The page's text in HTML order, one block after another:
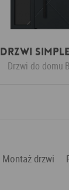
Drzwi
Drzwi do domu
Montaż drzwi